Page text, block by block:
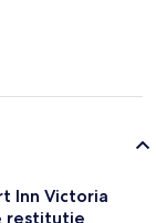
Inn Victoria
restitutie